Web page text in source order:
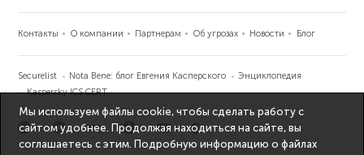
Контакты О компании Партнерам Об угрозах Новости Блог
Securelist Nota Bene: блог Евгения Касперского
Энциклопедия
Kaspersky ICS CERT
Мы используем файлы cookie, чтобы сделать работу с
сайтом удобнее. Продолжая находиться на сайте, вы
соглашаетесь с этим. Подробную информацию о файлах